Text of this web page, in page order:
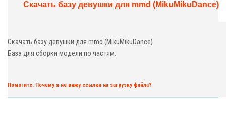
Скачать базу девушки для mmd (MikuMikuDance)
Скачать базу девушки для mmd (MikuMikuDance)
База для сборки модели по частям.
Помогите. Почему я не вижу ссылки на загрузку файла?